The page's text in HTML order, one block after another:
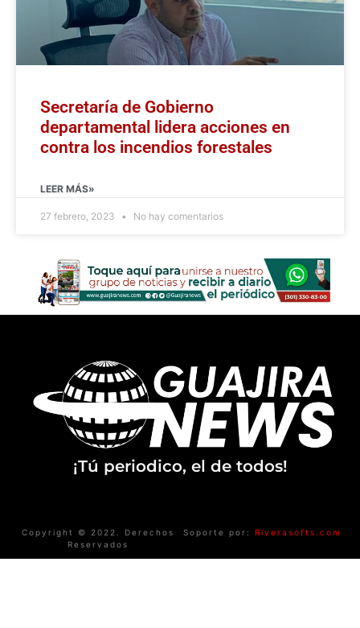
Secretaría de Gobierno
departamental lidera acciones en
contra los incendios forestales
LEER MÁS»
27 febrero, 2023 No hay comentarios
¡Tú periodico, el de todos!
Copyright © 2022. Derechos
Reservados
Soporte por: Riverasofts.com